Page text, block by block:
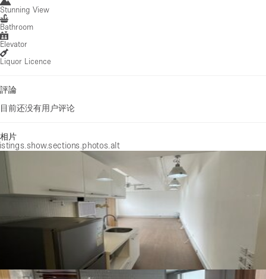
Stunning View
Bathroom
Elevator
Liquor Licence
評論
目前还没有用户评论
相片